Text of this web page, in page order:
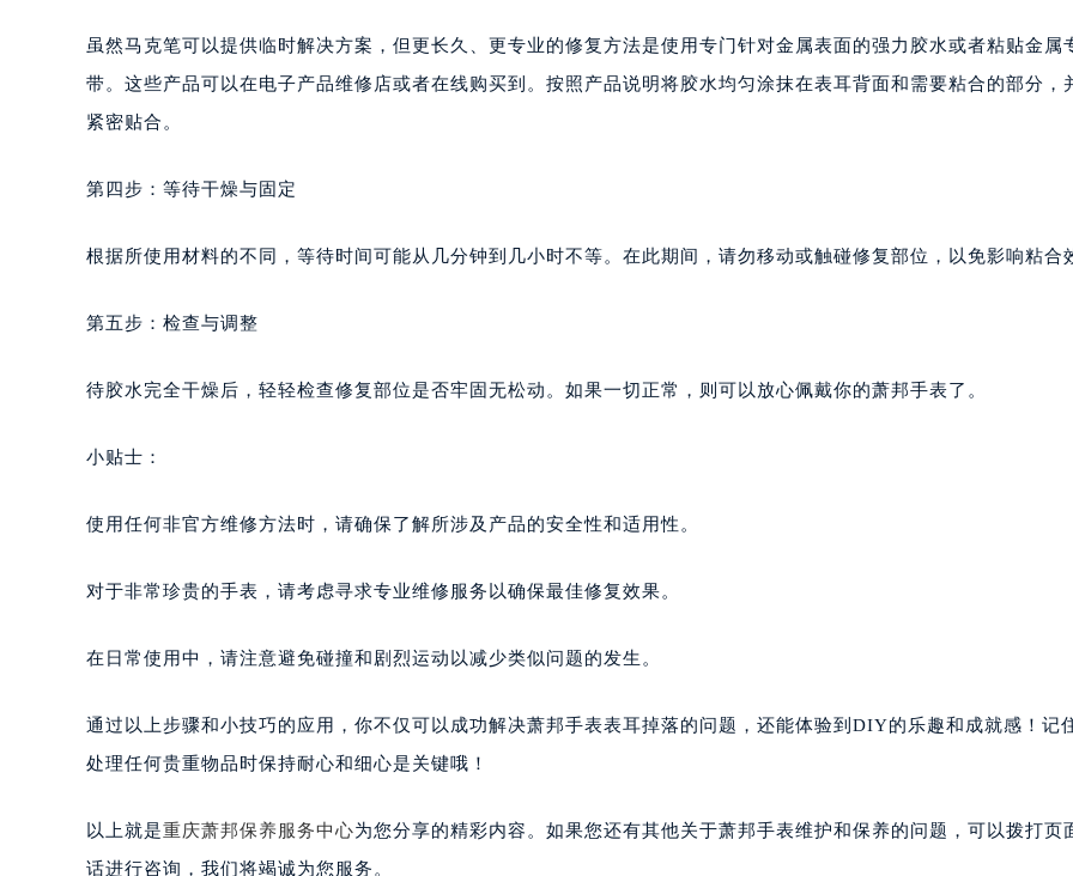
虽然马克笔可以提供临时解决方案，但更长久、更专业的修复方法是使用专门针对金属表面的强力胶水或者粘贴金属
带。这些产品可以在电子产品维修店或者在线购买到。按照产品说明将胶水均匀涂抹在表耳背面和需要粘合的部分，
紧密贴合。
第四步：等待干燥与固定
根据所使用材料的不同，等待时间可能从几分钟到几小时不等。在此期间，请勿移动或触碰修复部位，以免影响粘合
第五步：检查与调整
待胶水完全干燥后，轻轻检查修复部位是否牢固无松动。如果一切正常，则可以放心佩戴你的萧邦手表了。
小贴士：
使用任何非官方维修方法时，请确保了解所涉及产品的安全性和适用性。
对于非常珍贵的手表，请考虑寻求专业维修服务以确保最佳修复效果。
在日常使用中，请注意避免碰撞和剧烈运动以减少类似问题的发生。
通过以上步骤和小技巧的应用，你不仅可以成功解决萧邦手表表耳掉落的问题，还能体验到DIY的乐趣和成就感！记
处理任何贵重物品时保持耐心和细心是关键哦！
以上就是重庆萧邦保养服务中心为您分享的精彩内容。如果您还有其他关于萧邦手表维护和保养的问题，可以拨打页
话进行咨询，我们将竭诚为您服务。